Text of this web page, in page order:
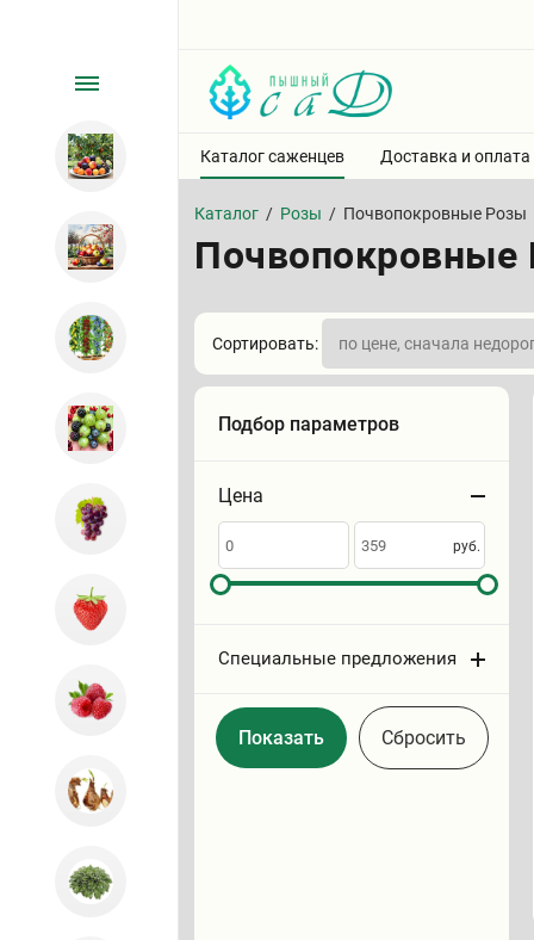
Каталог саженцев Доставка и оплата
Каталог / Розы / Почвопокровные Розы
Почвопокровные
Сортировать:
Подбор параметров
Цена
Сортировать
по
руб.
Специальные предложения
Cбросить